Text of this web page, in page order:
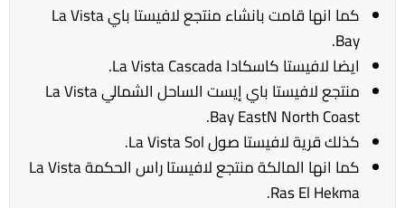
كما انها قامت بانشاء منتجع لافيستا باي La Vista
Bay.
ايضا لافيستا كاسكادا La Vista Cascada.
منتجع لافيستا باي إيست الساحل الشمالي La Vista
Bay EastN North Coast.
كذلك قرية لافيستا صول La Vista Sol.
كما انها المالكة منتجع لافيستا راس الحكمة La Vista
Ras El Hekma.